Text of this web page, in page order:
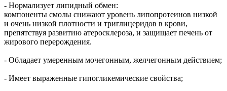
- Нормализует липидный обмен:
компоненты смолы снижают уровень липопротеинов низкой
и очень низкой плотности и триглицеридов в крови,
препятствуя развитию атеросклероза, и защищает печень от
жирового перерождения.
- Обладает умеренным мочегонным, желчегонным действием;
- Имеет выраженные гипогликемические свойства;